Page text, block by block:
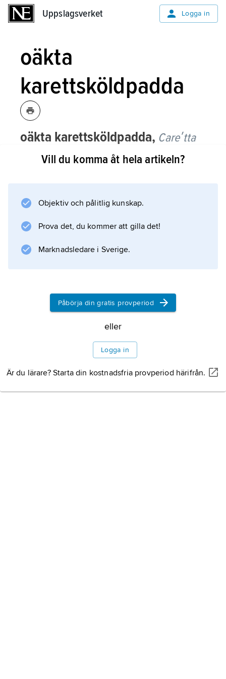
Uppslagsverket Logga in
oäkta
karettsköldpadda
oäkta karettsköldpadda, Careʹtta
careʹtta art i familjen havssköldpaddor.
och väga mer än 450 kg och är därmed den
är starkt hotad bl.a. för att dess
äggläggningsplatser förstörs när stränder
exploateras och för att vuxna djur drunknar i
Information om artikeln
Vill du komma åt hela artikeln?
Objektiv och pålitlig kunskap.
Prova det, du kommer att gilla det!
Marknadsledare i Sverige.
Påbörja din gratis provperiod
eller
Logga in
Är du lärare? Starta din kostnadsfria provperiod härifrån.